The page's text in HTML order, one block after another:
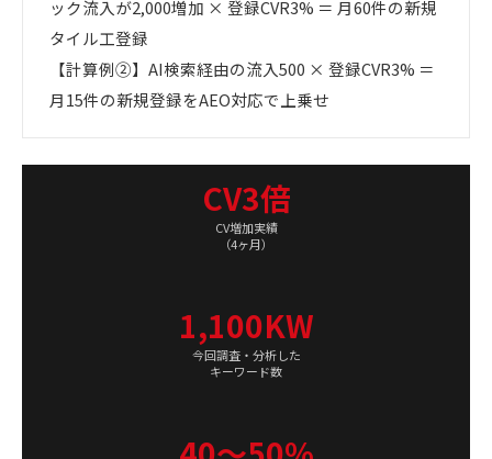
ック流入が2,000増加 × 登録CVR3% ＝ 月60件の新規
タイル工登録
【計算例②】AI検索経由の流入500 × 登録CVR3% ＝
月15件の新規登録をAEO対応で上乗せ
CV3倍
CV増加実績
（4ヶ月）
1,100KW
今回調査・分析した
キーワード数